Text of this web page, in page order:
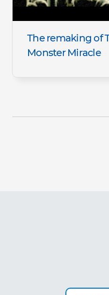
The remaking of
Monster Miracle